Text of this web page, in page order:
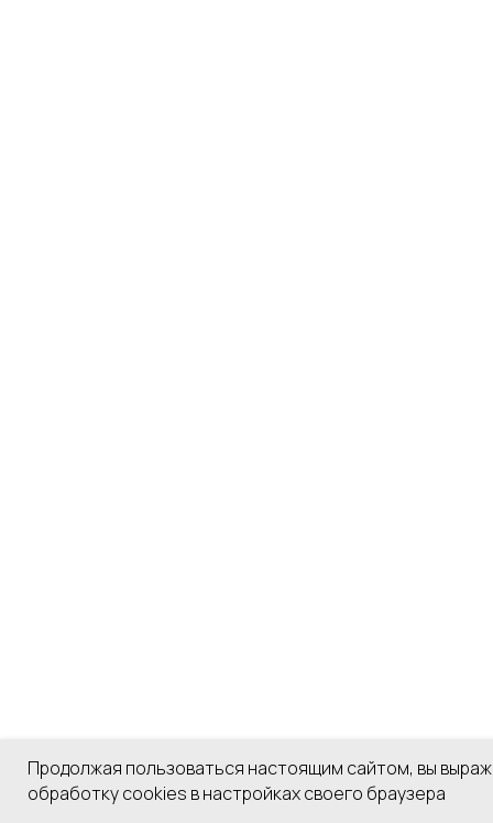
Продолжая пользоваться настоящим сайтом, вы
обработку cookies в настройках своего браузера